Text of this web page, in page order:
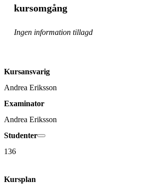
kursomgång
Ingen information tillagd
Kursansvarig
Andrea Eriksson
Examinator
Andrea Eriksson
Studenter
136
Kursplan